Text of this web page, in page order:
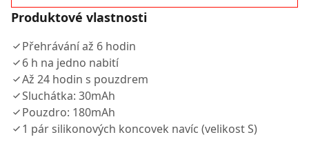
Produktové vlastnosti
Přehrávání až 6 hodin
6 h na jedno nabití
Až 24 hodin s pouzdrem
Sluchátka: 30mAh
Pouzdro: 180mAh
1 pár silikonových koncovek navíc (velikost S)